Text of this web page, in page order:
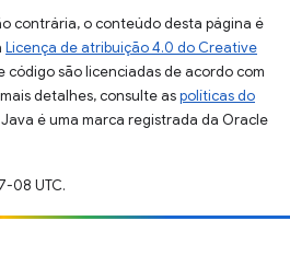
contrária, o conteúdo desta página é
Licença de atribuição 4.0 do Creative
código são licenciadas de acordo com
mais detalhes, consulte aspolíticas do
Java é uma marca registrada da Oracle
08 UTC.